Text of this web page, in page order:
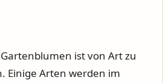
ist von Art zu
Einige Arten werden im